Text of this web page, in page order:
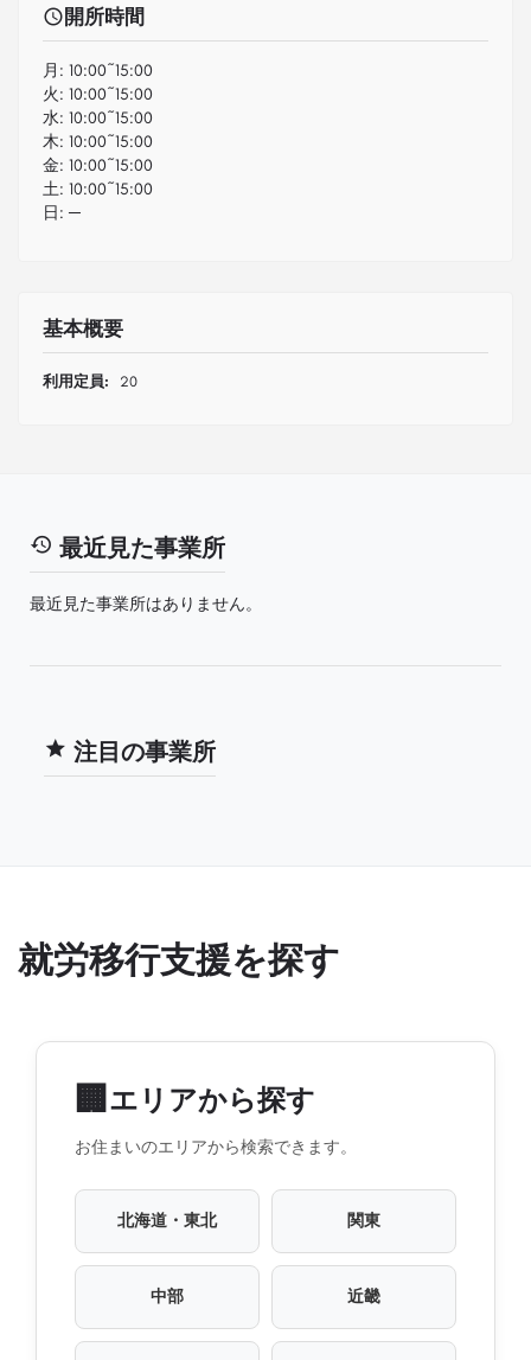
開所時間
月: 10:00~15:00
火: 10:00~15:00
水: 10:00~15:00
木: 10:00~15:00
金: 10:00~15:00
土: 10:00~15:00
日: ─
基本概要
利用定員: 20
最近見た事業所
最近見た事業所はありません。
注目の事業所
就労移行支援を探す
🏢 エリアから探す
お住まいのエリアから検索できます。
北海道・東北 関東
中部 近畿